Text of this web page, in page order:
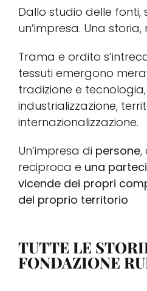
Dallo studio delle fonti,
un’impresa. Una
Trama e ordito
tessuti emergono
tradizione e
industrializzazione,
internazionalizzazione.
Un’impresa di persone,
reciproca e una
vicende dei propri
del proprio territorio
TUTTE LE
FONDAZIONE